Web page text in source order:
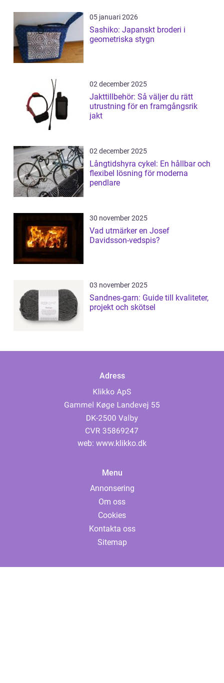
05 januari 2026
Sashiko: Japanskt broderi i
geometriska stygn
02 december 2025
Jakttillbehör: Så väljer du rätt
utrustning för en framgångsrik
jakt
02 december 2025
Långtidshyra cykel: En hållbar och
flexibel lösning för moderna
pendlare
30 november 2025
Vad utmärker en Josef
Davidsson-vedspis?
03 november 2025
Sandnes-garn: Guide till kvaliteter,
projekt och skötsel
Adress
web: www.klikko.dk
Menu
Annonsering
Om oss
Cookies
Kontakta oss
Sitemap